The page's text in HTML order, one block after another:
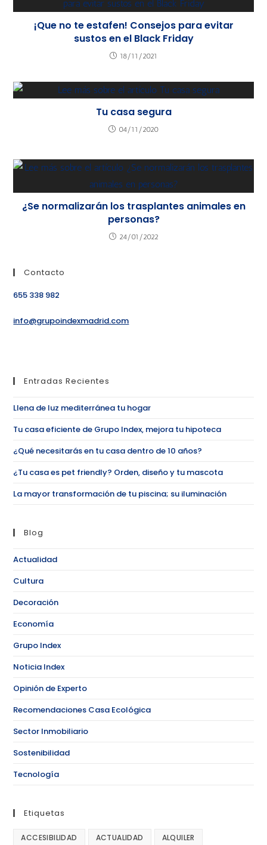
¡Que no te estafen! Consejos para evitar
sustos en el Black Friday
18/11/2021
Tu casa segura
04/11/2020
¿Se normalizarán los trasplantes animales en
personas?
24/01/2022
Contacto
655 338 982
info@grupoindexmadrid.com
Entradas Recientes
Llena de luz mediterránea tu hogar
Tu casa eficiente de Grupo Index, mejora tu hipoteca
¿Qué necesitarás en tu casa dentro de 10 años?
¿Tu casa es pet friendly? Orden, diseño y tu mascota
La mayor transformación de tu piscina; su iluminación
Blog
Actualidad
Cultura
Decoración
Economía
Grupo Index
Noticia Index
Opinión de Experto
Recomendaciones Casa Ecológica
Sector Inmobiliario
Sostenibilidad
Tecnología
Etiquetas
ACCESIBILIDAD ACTUALIDAD ALQUILER